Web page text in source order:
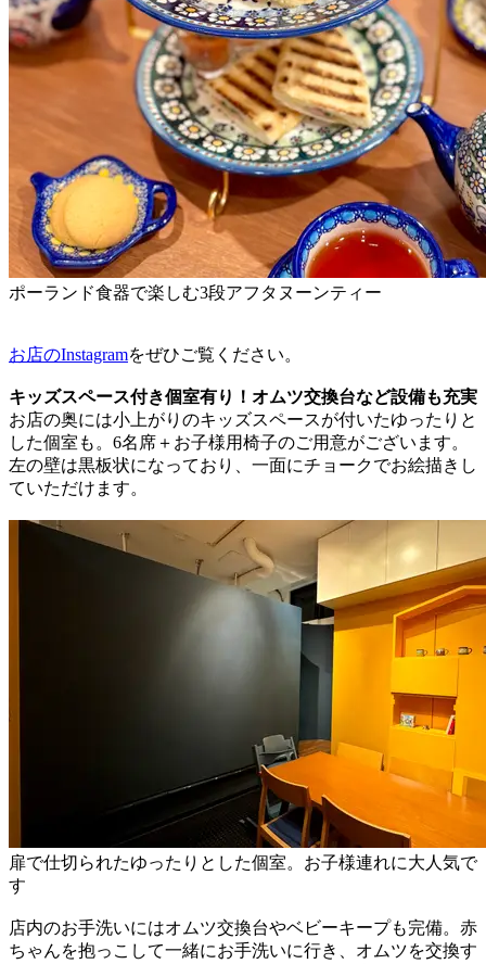
ポーランド食器で楽しむ3段アフタヌーンティー
お店のInstagramをぜひご覧ください。
キッズスペース付き個室有り！オムツ交換台など設備も充実
お店の奥には小上がりのキッズスペースが付いたゆったりと
した個室も。6名席＋お子様用椅子のご用意がございます。
左の壁は黒板状になっており、一面にチョークでお絵描きし
ていただけます。
扉で仕切られたゆったりとした個室。お子様連れに大人気で
す
店内のお手洗いにはオムツ交換台やベビーキープも完備。赤
ちゃんを抱っこして一緒にお手洗いに行き、オムツを交換す